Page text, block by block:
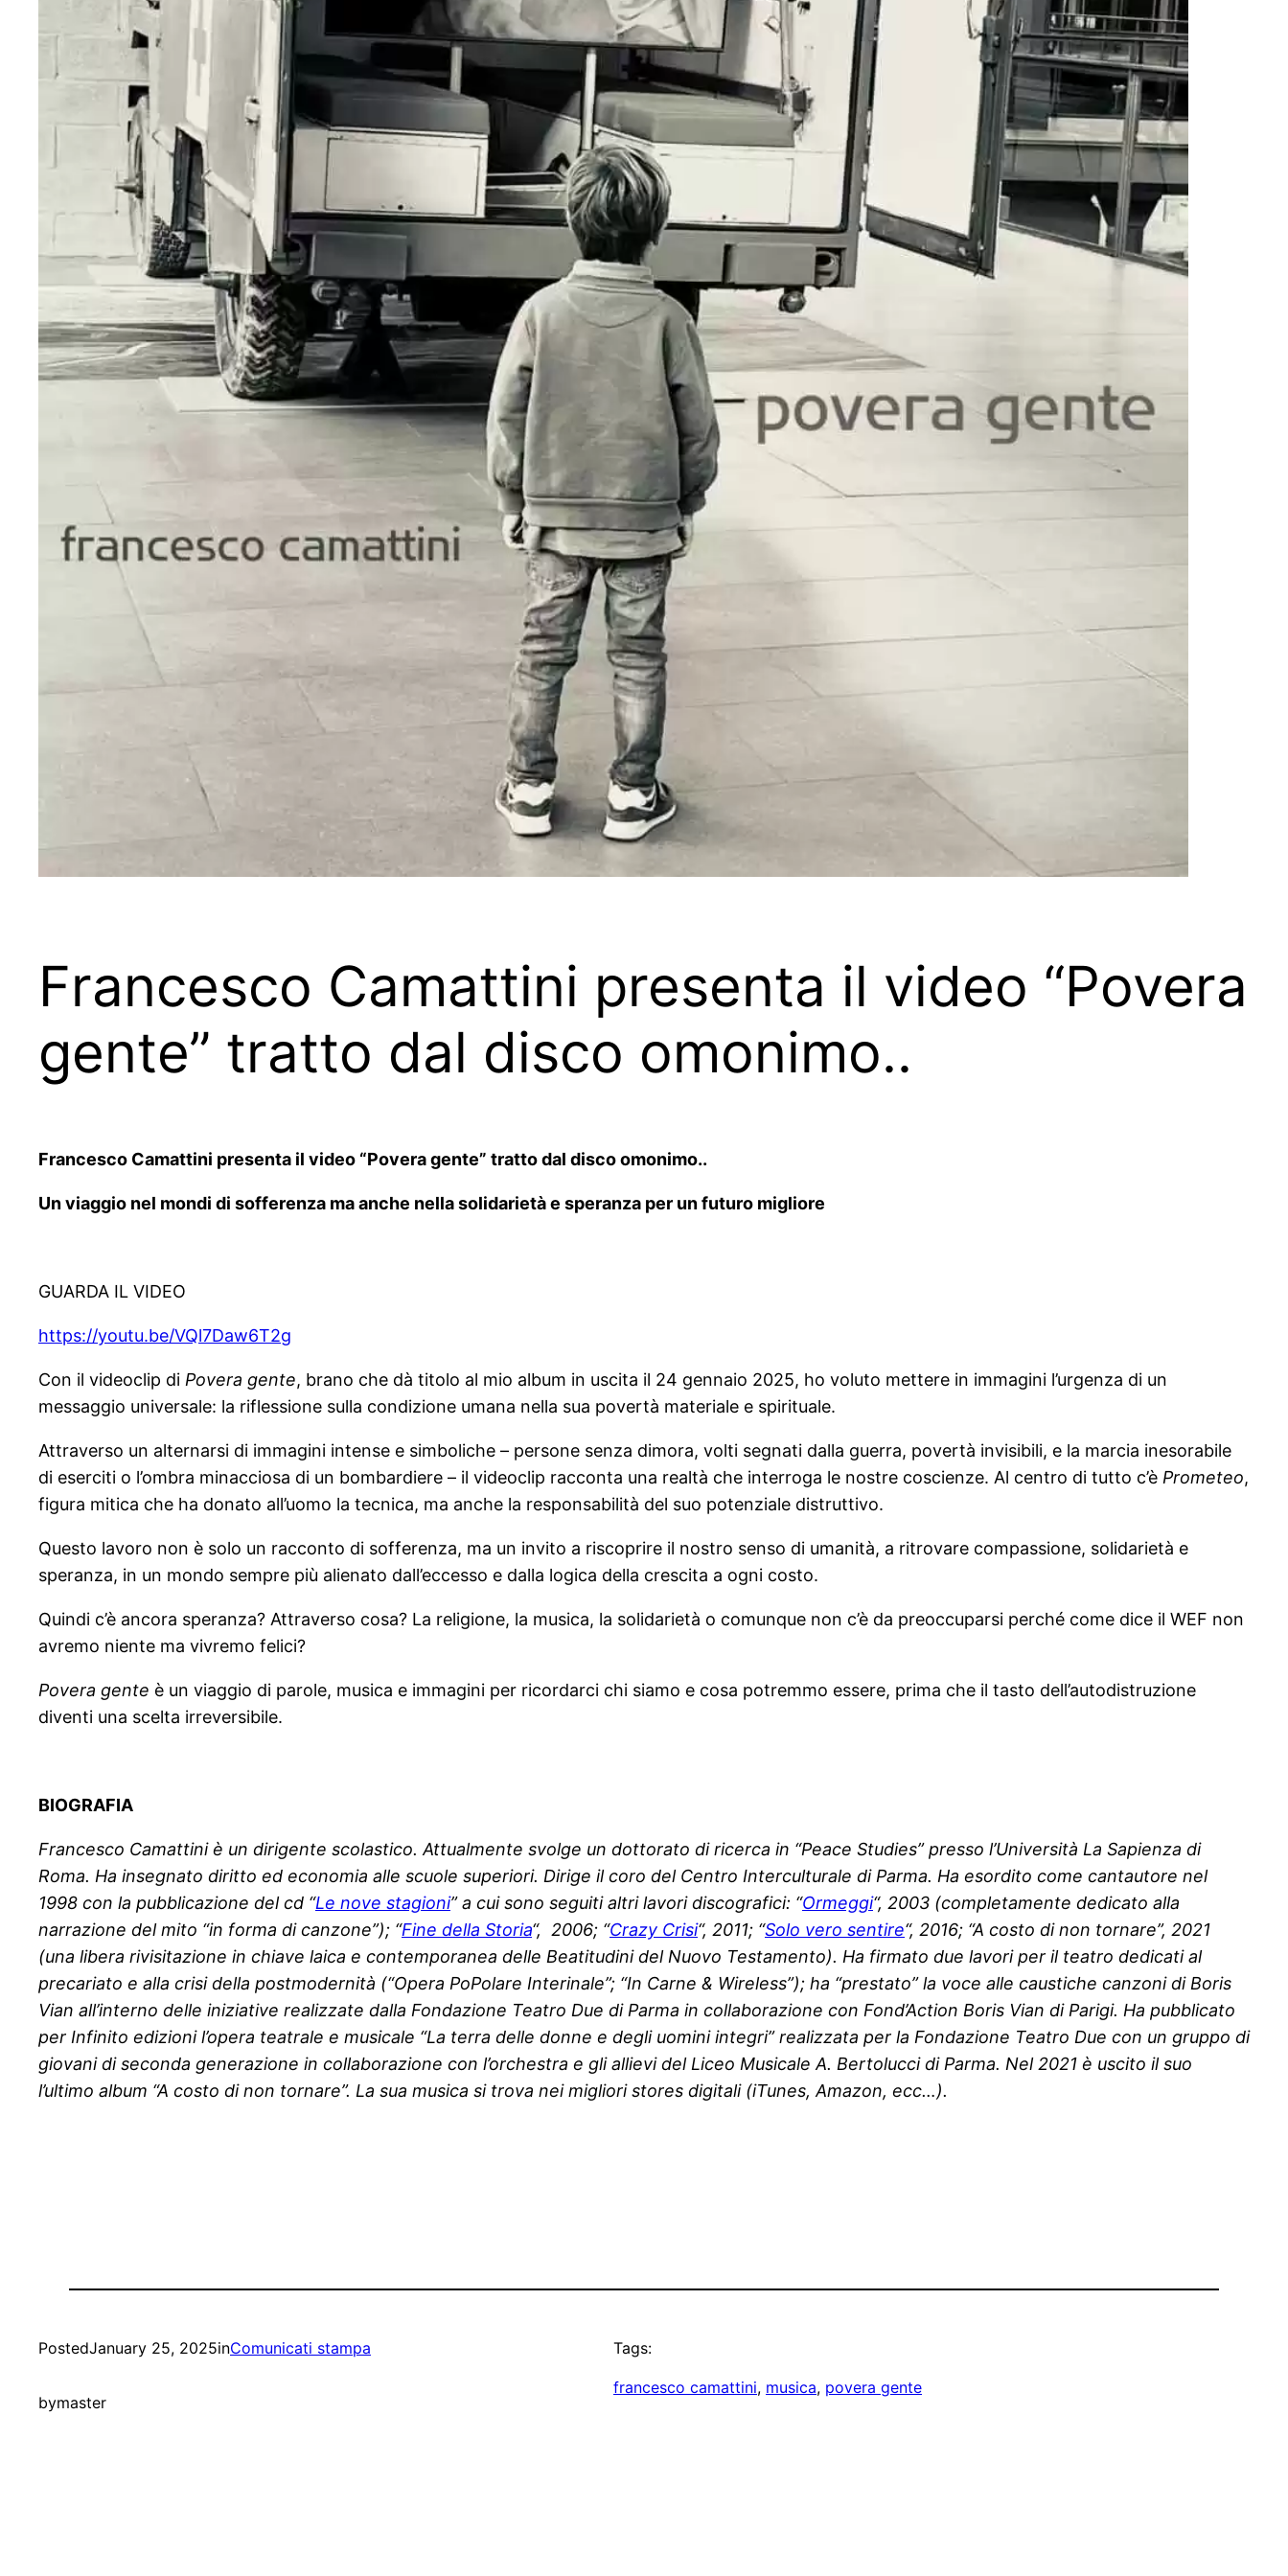
Francesco Camattini presenta il video “Povera
gente” tratto dal disco omonimo..
Francesco Camattini presenta il video “Povera gente” tratto dal disco omonimo..
Un viaggio nel mondi di sofferenza ma anche nella solidarietà e speranza per un futuro migliore
GUARDA IL VIDEO
https://youtu.be/VQl7Daw6T2g
Con il videoclip di Povera gente, brano che dà titolo al mio album in uscita il 24 gennaio 2025, ho voluto mettere in immagini l’urgenza di un
messaggio universale: la riflessione sulla condizione umana nella sua povertà materiale e spirituale.
Attraverso un alternarsi di immagini intense e simboliche – persone senza dimora, volti segnati dalla guerra, povertà invisibili, e la marcia inesorabile
di eserciti o l’ombra minacciosa di un bombardiere – il videoclip racconta una realtà che interroga le nostre coscienze. Al centro di tutto c’è Prometeo,
figura mitica che ha donato all’uomo la tecnica, ma anche la responsabilità del suo potenziale distruttivo.
Questo lavoro non è solo un racconto di sofferenza, ma un invito a riscoprire il nostro senso di umanità, a ritrovare compassione, solidarietà e
speranza, in un mondo sempre più alienato dall’eccesso e dalla logica della crescita a ogni costo.
Quindi c’è ancora speranza? Attraverso cosa? La religione, la musica, la solidarietà o comunque non c’è da preoccuparsi perché come dice il WEF non
avremo niente ma vivremo felici?
Povera gente è un viaggio di parole, musica e immagini per ricordarci chi siamo e cosa potremmo essere, prima che il tasto dell’autodistruzione
diventi una scelta irreversibile.
BIOGRAFIA
Francesco Camattini è un dirigente scolastico. Attualmente svolge un dottorato di ricerca in “Peace Studies” presso l’Università La Sapienza di
Roma. Ha insegnato diritto ed economia alle scuole superiori. Dirige il coro del Centro Interculturale di Parma. Ha esordito come cantautore nel
1998 con la pubblicazione del cd “Le nove stagioni” a cui sono seguiti altri lavori discografici: “Ormeggi“, 2003 (completamente dedicato alla
narrazione del mito “in forma di canzone”); “Fine della Storia“, 2006; “Crazy Crisi“, 2011; “Solo vero sentire“, 2016; “A costo di non tornare”, 2021
(una libera rivisitazione in chiave laica e contemporanea delle Beatitudini del Nuovo Testamento). Ha firmato due lavori per il teatro dedicati al
precariato e alla crisi della postmodernità (“Opera PoPolare Interinale”; “In Carne & Wireless”); ha “prestato” la voce alle caustiche canzoni di Boris
Vian all’interno delle iniziative realizzate dalla Fondazione Teatro Due di Parma in collaborazione con Fond’Action Boris Vian di Parigi. Ha pubblicato
per Infinito edizioni l’opera teatrale e musicale “La terra delle donne e degli uomini integri” realizzata per la Fondazione Teatro Due con un gruppo di
giovani di seconda generazione in collaborazione con l’orchestra e gli allievi del Liceo Musicale A. Bertolucci di Parma. Nel 2021 è uscito il suo
l’ultimo album “A costo di non tornare”. La sua musica si trova nei migliori stores digitali (iTunes, Amazon, ecc…).
PostedJanuary 25, 2025inComunicati stampa
bymaster
Tags:
francesco camattini, musica, povera gente